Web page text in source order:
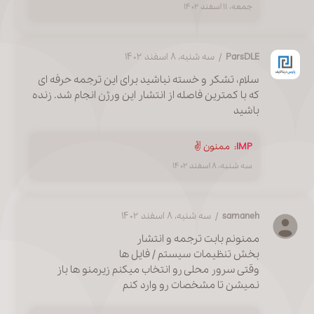
جمعه، ۱۱ اسفند ۱۴۰۲
ParsDLE / سه شنبه، ۸ اسفند ۱۴۰۲
سلام، تشکر و خسته نباشید برای این ترجمه حرفه ای
که با کمترین فاصله از انتشار این ورژن انجام شد. زنده
باشید
IMP
:ممنون ✌️
سه شنبه، ۸ اسفند ۱۴۰۲
samaneh / سه شنبه، ۸ اسفند ۱۴۰۲
ممنونم بابت ترجمه و انتشار
بخش تنظیمات سیستم / فایل ها
وقتی سرور محلی رو انتخاب میکنم زیرمنو ها باز
نمیشن تا مشخصات رو وارد کنم